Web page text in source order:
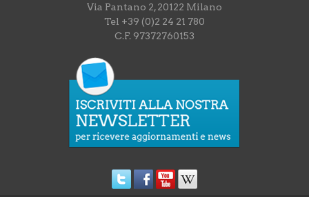
Via Pantano 2, 20122 Milano
Tel +39 (0)2 24 21 780
C.F. 97372760153